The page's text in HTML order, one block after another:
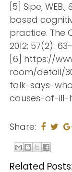
[5] Sipe,
based
practice. The
2012; 57(2):
[6] https://
room/detail/
talk-says-
causes-of-ill-
Share:
Related Posts: